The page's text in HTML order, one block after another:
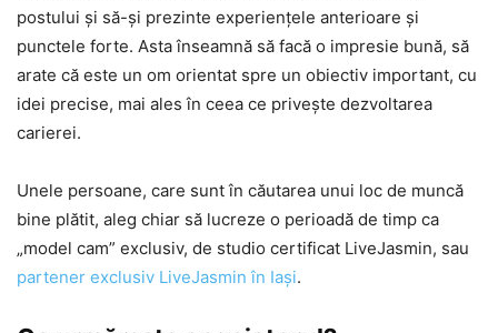
postului și să-și prezinte experiențele anterioare și
punctele forte. Asta înseamnă să facă o impresie bună, să
arate că este un om orientat spre un obiectiv important, cu
idei precise, mai ales în ceea ce privește dezvoltarea
carierei.
Unele persoane, care sunt în căutarea unui loc de muncă
bine plătit, aleg chiar să lucreze o perioadă de timp ca
„model cam” exclusiv, de studio certificat LiveJasmin, sau
partener exclusiv LiveJasmin în Iași.